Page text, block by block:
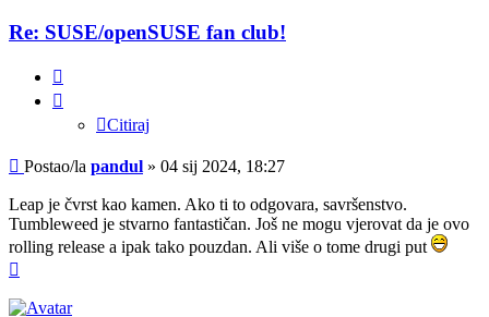
Re: SUSE/openSUSE fan club!
Citiraj
Post
Postao/la pandul » 04 sij 2024, 18:27
Leap je čvrst kao kamen. Ako ti to odgovara, savršenstvo.
Tumbleweed je stvarno fantastičan. Još ne mogu vjerovat da je ovo
rolling release a ipak tako pouzdan. Ali više o tome drugi put